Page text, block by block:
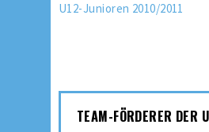
U12-Junioren 2010/2011
TEAM-FÖRDERER DER